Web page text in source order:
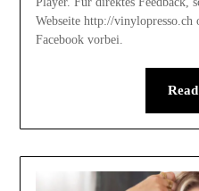
Webseite http://vinylopresso.ch
Facebook vorbei.